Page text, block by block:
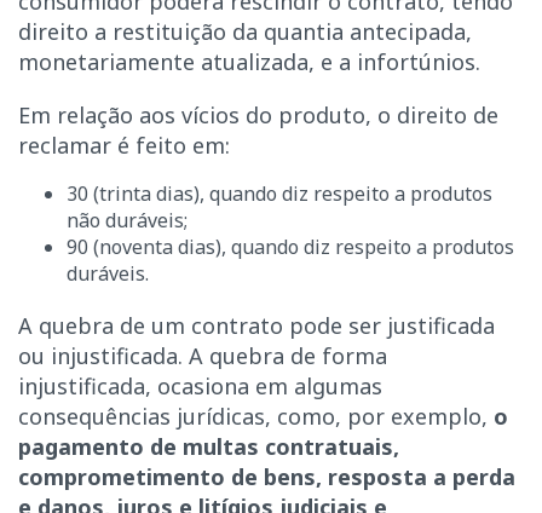
direito a restituição da quantia antecipada,
monetariamente atualizada, e a infortúnios.
Em relação aos vícios do produto, o direito de
reclamar é feito em:
30 (trinta dias), quando diz respeito a produtos
não duráveis;
90 (noventa dias), quando diz respeito a produtos
duráveis.
A quebra de um contrato pode ser justificada
ou injustificada. A quebra de forma
injustificada, ocasiona em algumas
consequências jurídicas, como, por exemplo, o
pagamento de multas contratuais,
comprometimento de bens, resposta a perda
e danos, juros e litígios judiciais e